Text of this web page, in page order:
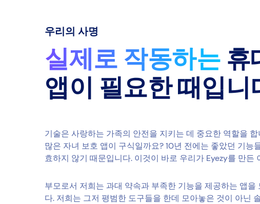
우리의 사명
실제로 작동하는 휴
앱이 필요한 때입니
기술은 사랑하는 가족의 안전을 지키는 데 중요한 역할을
많은 자녀 보호 앱이 구식일까요? 10년 전에는 좋았던 기능
효하지 않기 때문입니다. 이것이 바로 우리가 Eyezy를 만든
부모로서 저희는 과대 약속과 부족한 기능을 제공하는 앱을
다. 저희는 그저 평범한 도구들을 한데 모아놓은 것이 아닌